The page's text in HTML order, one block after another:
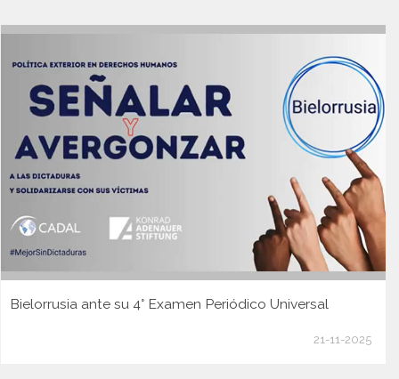
Bielorrusia ante su 4° Examen Periódico Universal
21-11-2025